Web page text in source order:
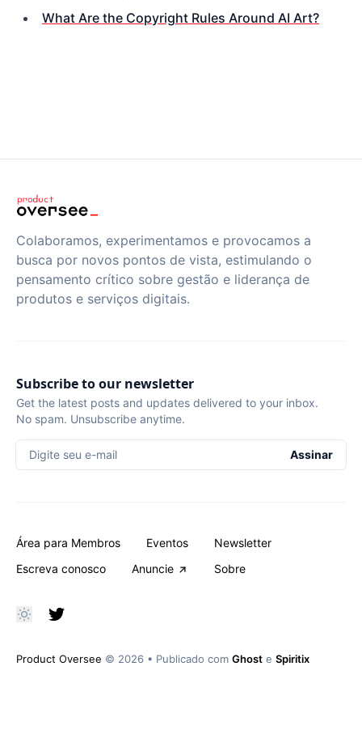
What Are the Copyright Rules Around AI Art?
Colaboramos, experimentamos e provocamos a
busca por novos pontos de vista, estimulando o
pensamento crítico sobre gestão e liderança de
produtos e serviços digitais.
Subscribe to our newsletter
Get the latest posts and updates delivered to your inbox.
No spam. Unsubscribe anytime.
Digite seu e-mail Assinar
Área para Membros Eventos
Newsletter
Escreva conosco
Anuncie Sobre
Product Oversee © 2026 • Publicado com Ghost e Spiritix